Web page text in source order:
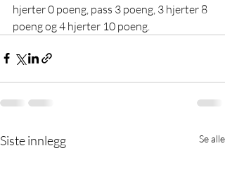
hjerter 0 poeng, pass 3 poeng, 3 hjerter 8
poeng og 4 hjerter 10 poeng.
Siste innlegg Se alle